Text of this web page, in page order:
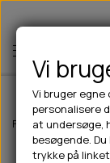
Forside Til hunde
Vi
Vi bruger
personalisere
at undersøge,
besøgende.
trykke på